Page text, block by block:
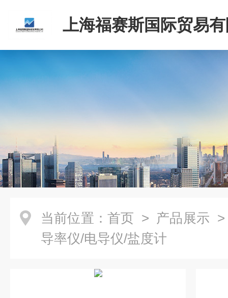
上海福赛斯国际贸易
当前位置： 首页 > 产品展示
导率仪/电导仪/盐度计